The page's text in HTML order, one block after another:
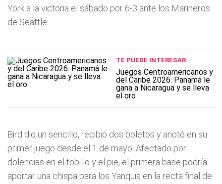
York a la victoria el sábado por 6-3 ante los Marineros
de Seattle.
TE PUEDE INTERESAR:
Juegos Centroamericanos y
del Caribe 2026: Panamá le
gana a Nicaragua y se lleva
el oro
Bird dio un sencillo, recibió dos boletos y anotó en su
primer juego desde el 1 de mayo. Afectado por
dolencias en el tobillo y el pie, el primera base podría
aportar una chispa para los Yanquis en la recta final de